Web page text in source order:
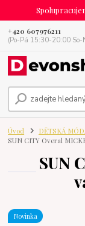
+420 607976211
(Po-Pá 15:30-20:00
Úvod DĚTSKÁ
SUN CITY Overal
SUN
Novinka